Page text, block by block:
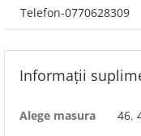
Telefon-0770628309
Informații
Alege masura 46,